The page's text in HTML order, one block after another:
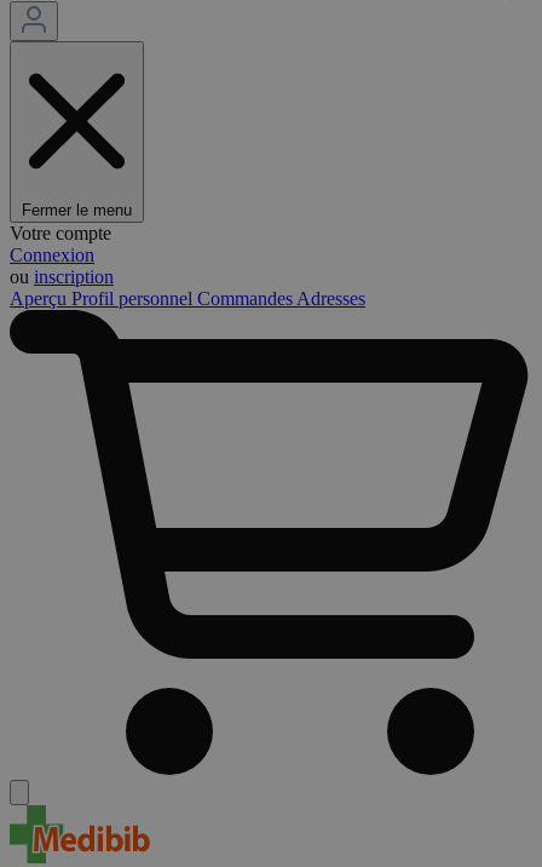
Fermer le menu
Votre compte
Connexion
ou inscription
Aperçu Profil personnel Commandes Adresses